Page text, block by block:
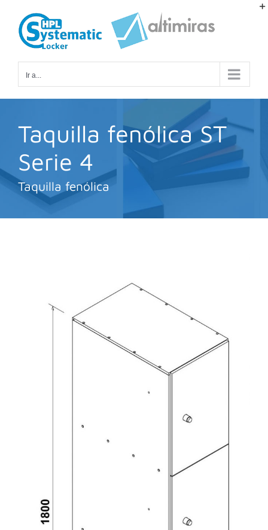
contenido
Ir a...
Taquilla fenólica ST
Serie 4
Taquilla fenólica